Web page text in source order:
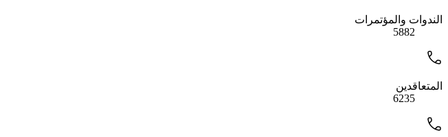
الندوات والمؤتمرات
5882
المتعاقدين
6235